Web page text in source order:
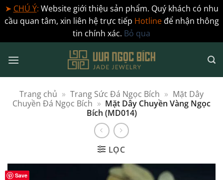
➤ CHÚ Ý: Website giới thiệu sản phẩm. Quý khách có nhu
cầu quan tâm, xin liên hệ trực tiếp Hotlineđể nhận thông
tin chính xác. Bỏ qua
qua
Trang chủ » Trang Sức Đá Ngọc Bích » Mặt Dây
Chuyền Đá Ngọc Bích » Mặt Dây Chuyền Vàng Ngọc
Bích (MD014)
LỌC
Save